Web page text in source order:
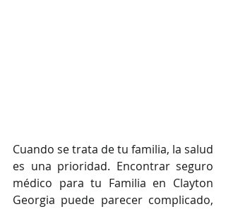
Cuando se trata de tu familia, la salud
es una prioridad. Encontrar seguro
médico para tu Familia en Clayton
Georgia puede parecer complicado,